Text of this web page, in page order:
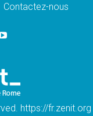
nationale
estime
pas avec
Contactez-nous
https://fr.zenit.org